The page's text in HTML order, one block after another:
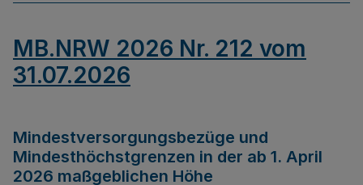
MB.NRW 2026 Nr. 212 vom
31.07.2026
Mindestversorgungsbezüge und
Mindesthöchstgrenzen in der ab 1. April
2026 maßgeblichen Höhe